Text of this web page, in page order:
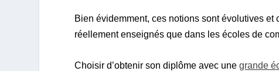
Bien évidemment, ces notions sont évolutives
réellement enseignés que dans les écoles de
Choisir d’obtenir son diplôme avec unegrande